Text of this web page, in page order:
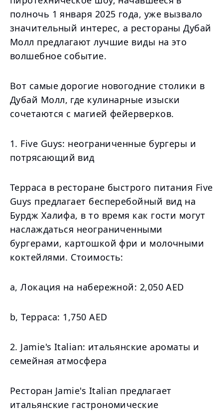
полночь 1 января 2025 года, уже вызвало
значительный интерес, а рестораны Дубай
Молл предлагают лучшие виды на это
волшебное событие.
Вот самые дорогие новогодние столики в
Дубай Молл, где кулинарные изыски
сочетаются с магией фейерверков.
1. Five Guys: неограниченные бургеры и
потрясающий вид
Терраса в ресторане быстрого питания Five
Guys предлагает бесперебойный вид на
Бурдж Халифа, в то время как гости могут
наслаждаться неограниченными
бургерами, картошкой фри и молочными
коктейлями. Стоимость:
а, Локация на набережной: 2,050 AED
b, Терраса: 1,750 AED
2. Jamie's Italian: итальянские ароматы и
семейная атмосфера
Ресторан Jamie's Italian предлагает
итальянские гастрономические